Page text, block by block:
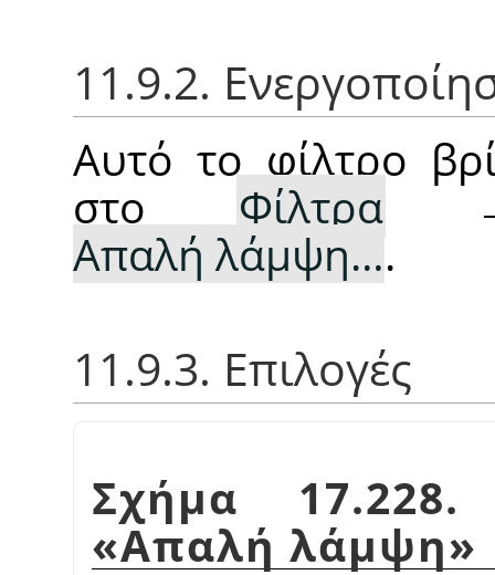
11.9.2.
Αυτό το φίλτρο
στο Φίλτρα
Απαλή λάμψη….
11.9.3. Επιλογές
Σχήμα 17.228.
«Απαλή λάμψη»